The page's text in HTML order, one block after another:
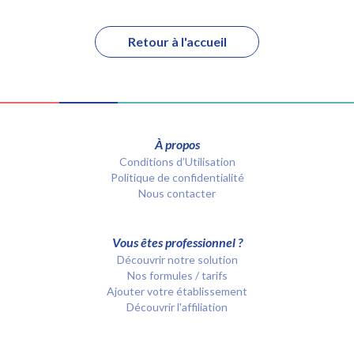
Retour à l'accueil
À propos
Conditions d’Utilisation
Politique de confidentialité
Nous contacter
Vous êtes professionnel ?
Découvrir notre solution
Nos formules / tarifs
Ajouter votre établissement
Découvrir l'affiliation